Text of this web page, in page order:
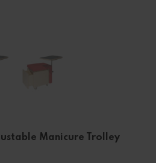
Manicure Trolley